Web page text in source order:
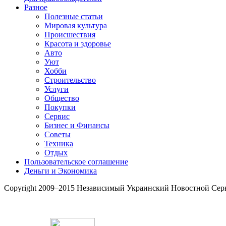
Разное
Полезные статьи
Мировая культура
Происшествия
Красота и здоровье
Авто
Уют
Хобби
Строительство
Услуги
Общество
Покупки
Сервис
Бизнес и Финансы
Советы
Техника
Отдых
Пользовательское соглашение
Деньги и Экономика
Copyright 2009–2015 Независимый Украинский Новостной